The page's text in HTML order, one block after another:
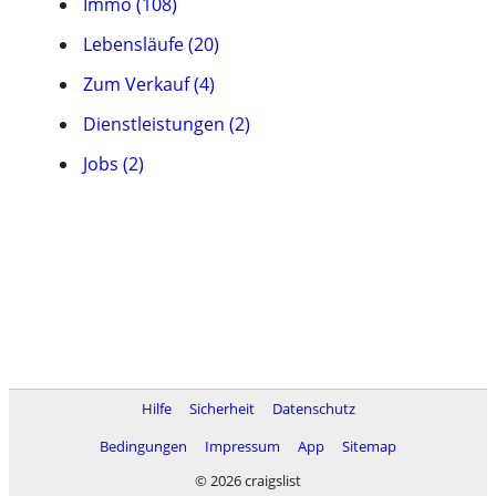
Lebensläufe (20)
Zum Verkauf (4)
Dienstleistungen (2)
Jobs (2)
Hilfe Sicherheit
Datenschutz
Bedingungen
Impressum App
Sitemap
© 2026 craigslist